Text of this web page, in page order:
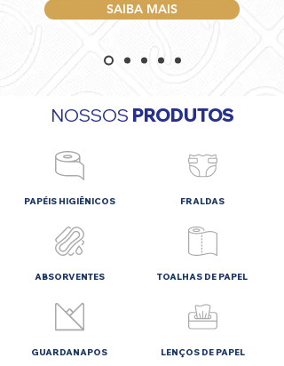
SAIBA MAIS
NOSSOS PRODUTOS
PAPÉIS HIGIÊNICOS
ABSORVENTES
GUARDANAPOS
FRALDAS
TOALHAS DE PAPEL
LENÇOS DE PAPEL